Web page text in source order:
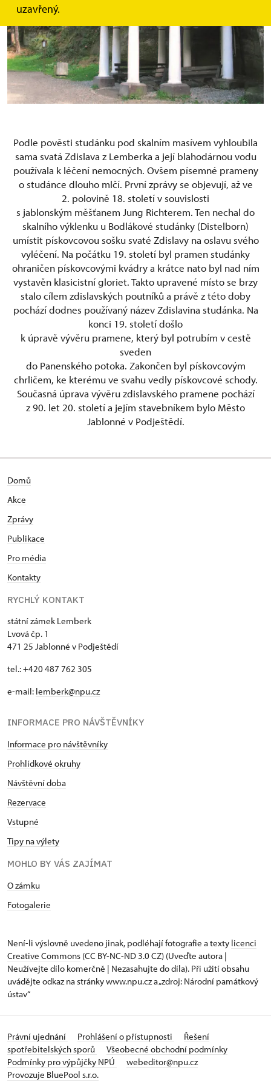
uzavřený.
Podle pověsti studánku pod skalním masívem vyhloubila
sama svatá Zdislava z Lemberka a její blahodárnou vodu
používala k léčení nemocných. Ovšem písemné prameny
o studánce dlouho mlčí. První zprávy se objevují, až ve
2. polovině 18. století v souvislosti
s jablonským měšťanem Jung Richterem. Ten nechal do
skalního výklenku u Bodlákové studánky (Distelborn)
umístit pískovcovou sošku svaté Zdislavy na oslavu svého
vyléčení. Na počátku 19. století byl pramen studánky
ohraničen pískovcovými kvádry a krátce nato byl nad ním
vystavěn klasicistní gloriet. Takto upravené místo se brzy
stalo cílem zdislavských poutníků a právě z této doby
pochází dodnes používaný název Zdislavina studánka. Na
konci 19. století došlo
k úpravě vývěru pramene, který byl potrubím v cestě
sveden
do Panenského potoka. Zakončen byl pískovcovým
chrličem, ke kterému ve svahu vedly pískovcové schody.
Současná úprava vývěru zdislavského pramene pochází
z 90. let 20. století a jejím stavebníkem bylo Město
Jablonné v Podještědí.
Domů
Akce
Zprávy
Publikace
Pro média
Kontakty
RYCHLÝ KONTAKT
státní zámek Lemberk
Lvová čp. 1
471 25 Jablonné v Podještědí
tel.: +420 487 762 305
e-mail: lemberk@npu.cz
INFORMACE PRO NÁVŠTĚVNÍKY
Informace pro návštěvníky
Prohlídkové okruhy
Návštěvní doba
Rezervace
Vstupné
Tipy na výlety
MOHLO BY VÁS ZAJÍMAT
O zámku
Fotogalerie
Není-li výslovně uvedeno jinak, podléhají fotografie a texty licenci
Creative Commons (CC BY-NC-ND 3.0 CZ) (Uveďte autora |
Neužívejte dílo komerčně | Nezasahujte do díla). Při užití obsahu
uvádějte odkaz na stránky www.npu.cz a „zdroj: Národní památkový
ústav“
Právní ujednání Prohlášení o přístupnosti
Řešení
spotřebitelských sporů
Všeobecné obchodní podmínky
Podmínky pro výpůjčky NPÚ
webeditor@npu.cz
Provozuje BluePool s.r.o.